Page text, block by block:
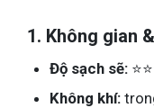
1. Không gian
Độ sạch sẽ:
Không khí: